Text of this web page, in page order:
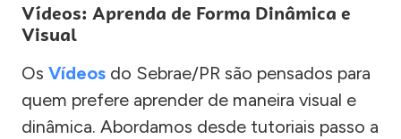
Vídeos: Aprenda de Forma Dinâmica e
Visual
Os Vídeos do Sebrae/PR são pensados para
quem prefere aprender de maneira visual e
dinâmica. Abordamos desde tutoriais passo a